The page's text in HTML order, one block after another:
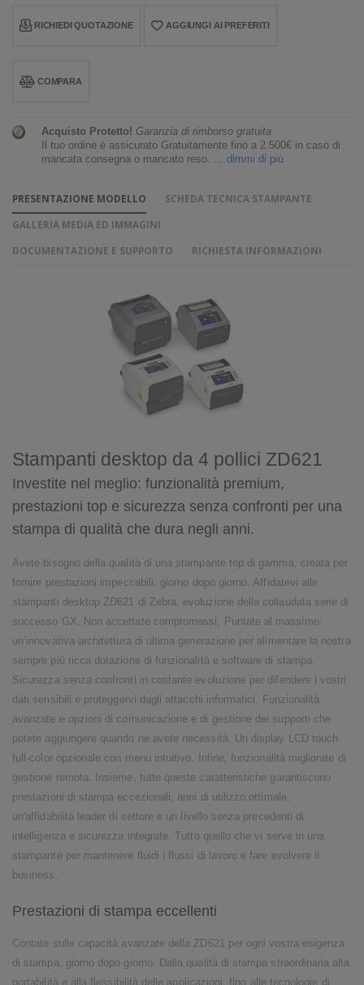
RICHIEDI QUOTAZIONE AGGIUNGI AI PREFERITI
COMPARA
Acquisto Protetto! Garanzia di rimborso gratuita
Il tuo ordine è assicurato Gratuitamente fino a 2.500€ in caso di
mancata consegna o mancato reso. ... dimmi di più
PRESENTAZIONE MODELLO
SCHEDA TECNICA STAMPANTE
GALLERIA MEDIA ED IMMAGINI
DOCUMENTAZIONE E SUPPORTO
RICHIESTA INFORMAZIONI
Stampanti desktop da 4 pollici ZD621
Investite nel meglio: funzionalità premium,
prestazioni top e sicurezza senza confronti per una
stampa di qualità che dura negli anni.
Avete bisogno della qualità di una stampante top di gamma, creata per
fornire prestazioni impeccabili, giorno dopo giorno. Affidatevi alle
stampanti desktop ZD621 di Zebra, evoluzione della collaudata serie di
successo GX. Non accettate compromessi, Puntate al massimo:
un’innovativa architettura di ultima generazione per alimentare la nostra
sempre più ricca dotazione di funzionalità e software di stampa.
Sicurezza senza confronti in costante evoluzione per difendere i vostri
dati sensibili e proteggervi dagli attacchi informatici. Funzionalità
avanzate e opzioni di comunicazione e di gestione dei supporti che
potete aggiungere quando ne avete necessità. Un display LCD touch
full-color opzionale con menu intuitivo. Infine, funzionalità migliorate di
gestione remota. Insieme, tutte queste caratteristiche garantiscono
prestazioni di stampa eccezionali, anni di utilizzo ottimale,
un'affidabilità leader di settore e un livello senza precedenti di
intelligenza e sicurezza integrate. Tutto quello che vi serve in una
stampante per mantenere fluidi i flussi di lavoro e fare evolvere il
business.
Prestazioni di stampa eccellenti
Contate sulle capacità avanzate della ZD621 per ogni vostra esigenza
di stampa, giorno dopo giorno. Dalla qualità di stampa straordinaria alla